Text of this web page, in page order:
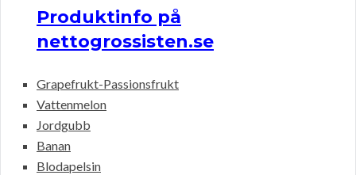
Produktinfo på
nettogrossisten.se
Grapefrukt-Passionsfrukt
Vattenmelon
Jordgubb
Banan
Blodapelsin